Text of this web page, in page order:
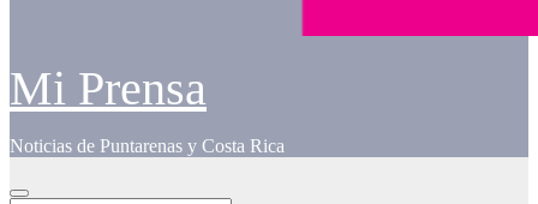
Mi Prensa
Noticias de Puntarenas y Costa Rica